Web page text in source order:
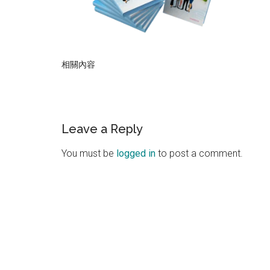
相關內容
Reader
Interactions
Leave a Reply
You must be logged in to post a comment.